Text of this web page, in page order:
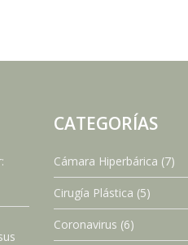
CATEGORÍAS
Cámara Hiperbárica (7)
Cirugía Plástica (5)
Coronavirus (6)